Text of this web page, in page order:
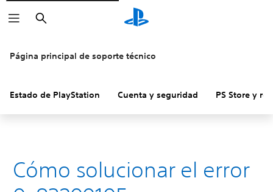
Buscar
Página principal de soporte técnico
Estado de PlayStation Cuenta y seguridad PS Store y
Cómo solucionar el error